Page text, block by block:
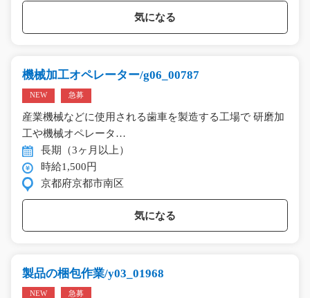
気になる
機械加工オペレーター/g06_00787
NEW 急募
産業機械などに使用される歯車を製造する工場で 研磨加
工や機械オペレータ…
長期（3ヶ月以上）
時給1,500円
京都府京都市南区
気になる
製品の梱包作業/y03_01968
NEW 急募